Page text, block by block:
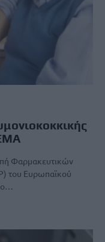
Φαρμακευτικών
του Ευρωπαϊκού